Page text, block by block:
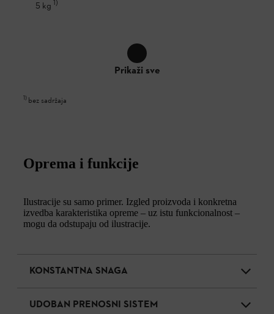
5 kg 1)
Prikaži sve
1) bez sadržaja
Oprema i funkcije
Ilustracije su samo primer. Izgled proizvoda i konkretna
izvedba karakteristika opreme – uz istu funkcionalnost –
mogu da odstupaju od ilustracije.
KONSTANTNA SNAGA
UDOBAN PRENOSNI SISTEM